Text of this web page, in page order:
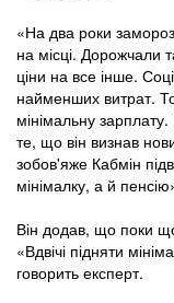
«На два роки
на місці. Дорожчали
ціни на все інше.
найменших витрат.
мінімальну
те, що він визнав
зобов'яже Кабмін
мінімалку, а й
Він додав, що поки
«Вдвічі підняти
говорить експерт.